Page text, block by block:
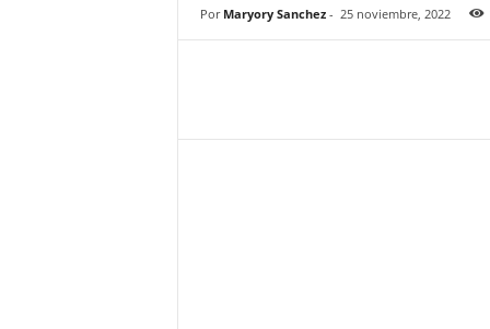
Por Maryory Sanchez- 25 noviembre, 2022